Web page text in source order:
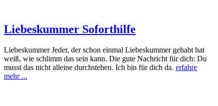
Liebeskummer Soforthilfe
Liebeskummer Jeder, der schon einmal Liebeskummer gehabt hat
weiß, wie schlimm das sein kann. Die gute Nachricht für dich: Du
musst das nicht alleine durchstehen. Ich bin für dich da. erfahre
mehr ...